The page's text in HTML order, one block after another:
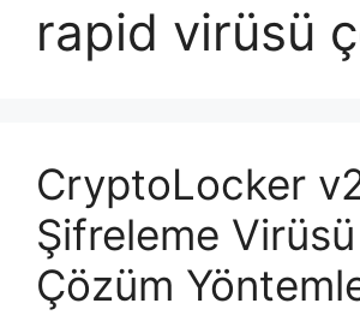
rapid virüsü
CryptoLocker
Şifreleme Virüsü
Çözüm